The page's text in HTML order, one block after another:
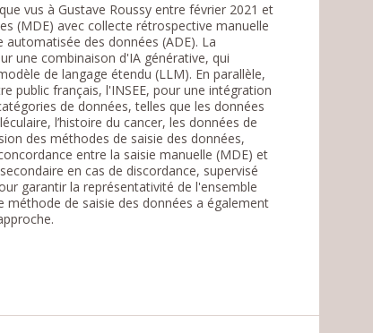
vus à Gustave Roussy entre février 2021 et
(MDE) avec collecte rétrospective manuelle
automatisée des données (ADE). La
une combinaison d'IA générative, qui
de langage étendu (LLM). En parallèle,
public français, l'INSEE, pour une intégration
de données, telles que les données
l’histoire du cancer, les données de
des méthodes de saisie des données,
entre la saisie manuelle (MDE) et
en cas de discordance, supervisé
garantir la représentativité de l'ensemble
de saisie des données a également